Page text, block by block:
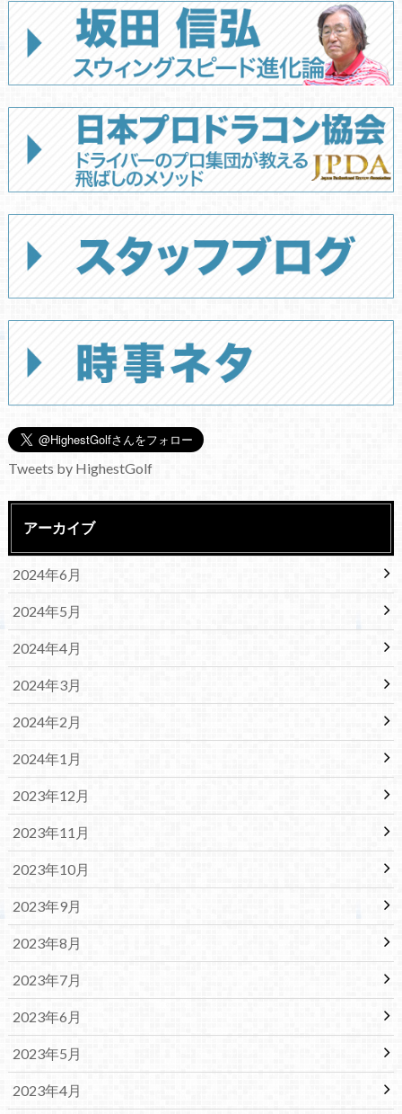
Tweets by HighestGolf
アーカイブ
2024年6月
2024年5月
2024年4月
2024年3月
2024年2月
2024年1月
2023年12月
2023年11月
2023年10月
2023年9月
2023年8月
2023年7月
2023年6月
2023年5月
2023年4月